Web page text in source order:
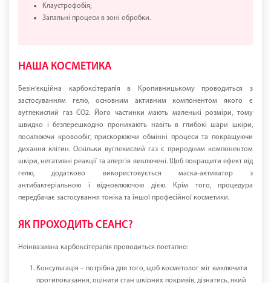
Клаустрофобія;
Запальні процеси в зоні обробки.
НАША КОСМЕТИКА
Безін'єкційна карбоксітерапія в Кропивницькому проводиться з
застосуванням гелю, основним активним компонентом якого є
вуглекислий газ CO2. Його частинки мають маленькі розміри, тому
швидко і безперешкодно проникають навіть в глибокі шари шкіри,
посилюючи кровообіг, прискорюючи обмінні процеси та покращуючи
дихання клітин. Оскільки вуглекислий газ є природним компонентом
шкіри, негативні реакції та алергія виключені. Щоб покращити ефект від
гелю, додатково використовується маска-активатор з
антибактеріальною і відновлюючою дією. Крім того, процедура
передбачає застосування тоніка та іншої професійної косметики.
ЯК ПРОХОДИТЬ СЕАНС?
Неінвазивна карбоксітерапія проводиться поетапно:
Консультація – потрібна для того, щоб косметолог міг виключити
протипоказання, оцінити стан шкірних покривів, дізнатись, який